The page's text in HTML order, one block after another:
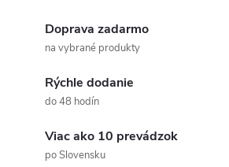
Doprava zadarmo
na vybrané produkty
Rýchle dodanie
do 48 hodín
Viac ako 10 prevádzok
po Slovensku